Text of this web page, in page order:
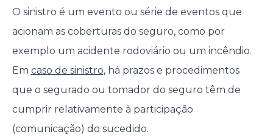
O sinistro é um evento ou série de eventos que
acionam as coberturas do seguro, como por
exemplo um acidente rodoviário ou um incêndio.
Em caso de sinistro, há prazos e procedimentos
que o segurado ou tomador do seguro têm de
cumprir relativamente à participação
(comunicação) do sucedido.